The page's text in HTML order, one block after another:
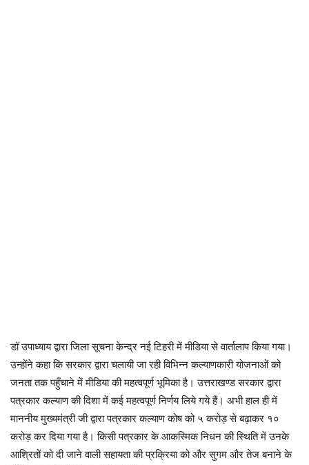
डॉ उपाध्याय द्वारा जिला सूचना केन्द्र नई टिहरी में मीडिया से वार्तालाप किया गया।
उन्होंने कहा कि सरकार द्वारा चलायी जा रही विभिन्न कल्याणकारी योजनाओं को
जनता तक पहुँचाने में मीडिया की महत्वपूर्ण भूमिका है। उत्तराखण्ड सरकार द्वारा
पत्रकार कल्याण की दिशा में कई महत्वपूर्ण निर्णय लिये गये हैं। अभी हाल ही में
माननीय मुख्यमंत्री जी द्वारा पत्रकार कल्याण कोष को ५ करोड़ से बढ़ाकर १०
करोड़ कर दिया गया है। किसी पत्रकार के आकस्मिक निधन की स्थिति में उनके
आश्रितों को दी जाने वाली सहायता की प्रक्रिया को और सुगम और तेज बनाने के